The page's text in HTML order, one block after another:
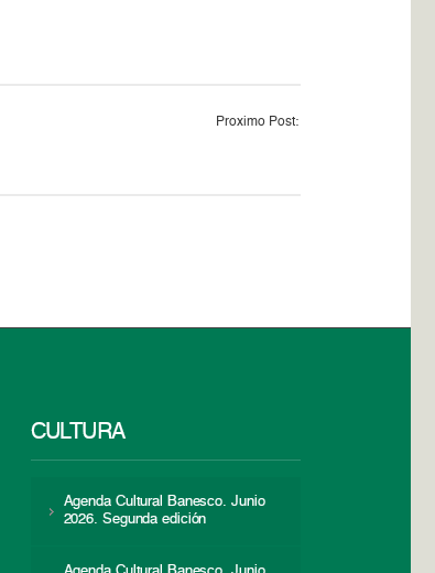
Proximo Post:
CULTURA
Agenda Cultural Banesco. Junio
2026. Segunda edición